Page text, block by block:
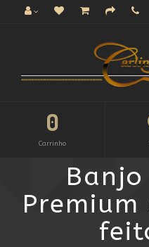
0
Carrinho